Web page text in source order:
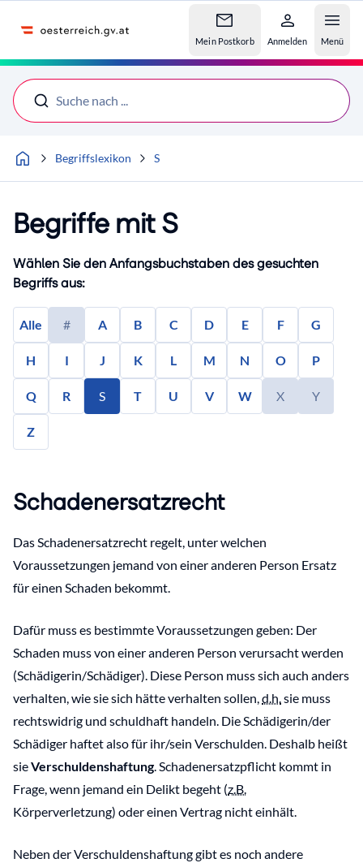
Mein Postkorb Anmelden Menü
Suche nach ...
Begriffslexikon S
Begriffe mit S
Wählen Sie den Anfangsbuchstaben des gesuchten
Begriffs aus:
Alle # A B C D E F G
H I J K L M N O P
Q R S T U V W X Y
Z
Schadenersatzrecht
Das Schadenersatzrecht regelt, unter welchen
Voraussetzungen jemand von einer anderen Person Ersatz
für einen Schaden bekommt.
Dafür muss es bestimmte Voraussetzungen geben: Der
Schaden muss von einer anderen Person verursacht werden
(Schädigerin/Schädiger). Diese Person muss sich auch anders
verhalten, wie sie sich hätte verhalten sollen,d.h.sie muss
rechtswidrig und schuldhaft handeln. Die Schädigerin/der
Schädiger haftet also für ihr/sein Verschulden. Deshalb heißt
sieVerschuldenshaftung. Schadenersatzpflicht kommt in
Frage, wenn jemand ein Delikt begeht (z.B.
Körperverletzung) oder einen Vertrag nicht einhält.
Neben der Verschuldenshaftung gibt es noch andere